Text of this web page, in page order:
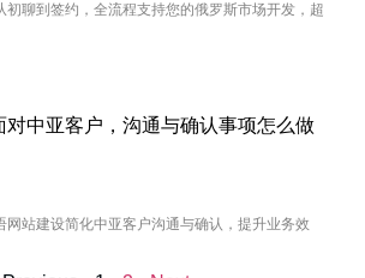
初聊到签约，全流程支持您的俄罗斯市场开发，超
对中亚客户，沟通与确认事项怎么做
网站建设简化中亚客户沟通与确认，提升业务效